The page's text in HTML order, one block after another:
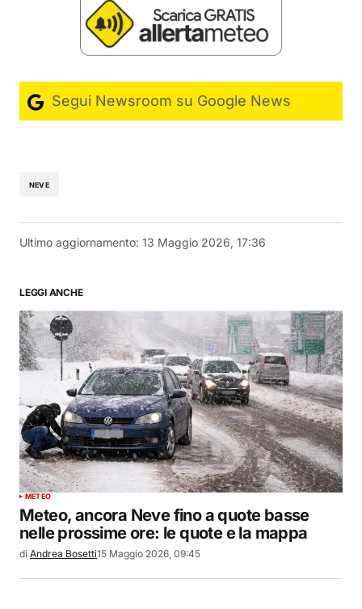
Segui Newsroom su Google News
NEVE
Ultimo aggiornamento: 13 Maggio 2026, 17:36
LEGGI ANCHE
METEO
Meteo, ancora Neve fino a quote basse
nelle prossime ore: le quote e la mappa
di Andrea Bosetti15 Maggio 2026, 09:45